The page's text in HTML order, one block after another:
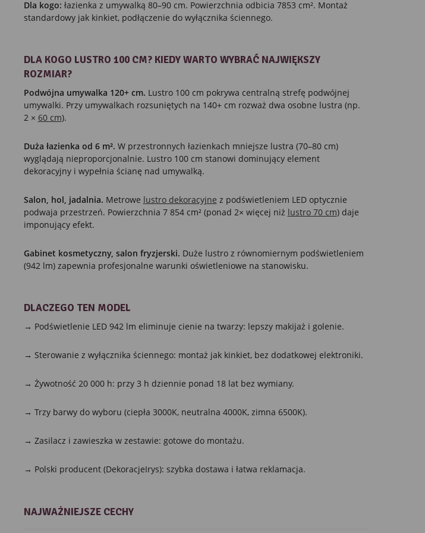
Dla kogo: łazienka z umywalką 80–90 cm. Powierzchnia odbicia 7853 cm². Montaż
standardowy jak kinkiet, podłączenie do wyłącznika ściennego.
DLA KOGO LUSTRO 100 CM? KIEDY WARTO WYBRAĆ NAJWIĘKSZY
ROZMIAR?
Podwójna umywalka 120+ cm. Lustro 100 cm pokrywa centralną strefę podwójnej
umywalki. Przy umywalkach rozsuniętych na 140+ cm rozważ dwa osobne lustra (np.
2 × 60 cm).
Duża łazienka od 6 m². W przestronnych łazienkach mniejsze lustra (70–80 cm)
wyglądają nieproporcjonalnie. Lustro 100 cm stanowi dominujący element
dekoracyjny i wypełnia ścianę nad umywalką.
Salon, hol, jadalnia. Metrowe lustro dekoracyjne z podświetleniem LED optycznie
podwaja przestrzeń. Powierzchnia 7 854 cm² (ponad 2× więcej niż lustro 70 cm) daje
imponujący efekt.
Gabinet kosmetyczny, salon fryzjerski. Duże lustro z równomiernym podświetleniem
(942 lm) zapewnia profesjonalne warunki oświetleniowe na stanowisku.
DLACZEGO TEN MODEL
→ Podświetlenie LED 942 lm eliminuje cienie na twarzy: lepszy makijaż i golenie.
→ Sterowanie z wyłącznika ściennego: montaż jak kinkiet, bez dodatkowej elektroniki.
→ Żywotność 20 000 h: przy 3 h dziennie ponad 18 lat bez wymiany.
→ Trzy barwy do wyboru (ciepła 3000K, neutralna 4000K, zimna 6500K).
→ Zasilacz i zawieszka w zestawie: gotowe do montażu.
→ Polski producent (DekoracjeIrys): szybka dostawa i łatwa reklamacja.
NAJWAŻNIEJSZE CECHY